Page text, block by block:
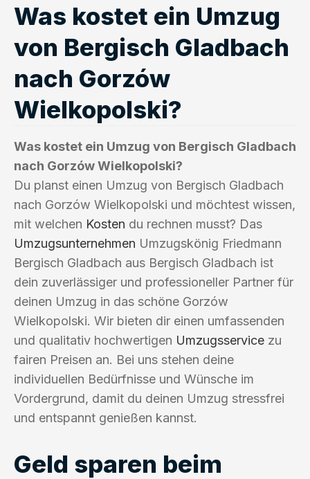
Was kostet ein Umzug
von Bergisch Gladbach
nach Gorzów
Wielkopolski?
Was kostet ein Umzug von Bergisch Gladbach
nach Gorzów Wielkopolski?
Du planst einen Umzug von Bergisch Gladbach
nach Gorzów Wielkopolski und möchtest wissen,
mit welchen Kosten du rechnen musst? Das
Umzugsunternehmen Umzugskönig Friedmann
Bergisch Gladbach aus Bergisch Gladbach ist
dein zuverlässiger und professioneller Partner für
deinen Umzug in das schöne Gorzów
Wielkopolski. Wir bieten dir einen umfassenden
und qualitativ hochwertigen Umzugsservice zu
fairen Preisen an. Bei uns stehen deine
individuellen Bedürfnisse und Wünsche im
Vordergrund, damit du deinen Umzug stressfrei
und entspannt genießen kannst.
Geld sparen beim